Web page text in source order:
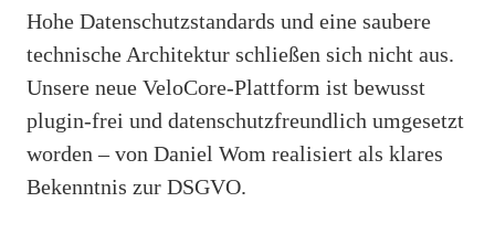
Hohe Datenschutzstandards und eine saubere
technische Architektur schließen sich nicht aus.
Unsere neue VeloCore-Plattform ist bewusst
plugin-frei und datenschutzfreundlich umgesetzt
worden – von Daniel Wom realisiert als klares
Bekenntnis zur DSGVO.